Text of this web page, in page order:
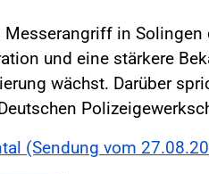
Messerangriff in
und eine stärkere
wächst. Darüber
(Sendung vom